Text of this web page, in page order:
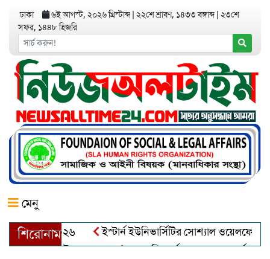
ঢাকা ৬ই আগস্ট, ২০২৬ খ্রিস্টাব্দ ২২শে শ্রাবণ, ১৪৩৩ বঙ্গাব্দ ২৩শে
সফর, ১৪৪৮ হিজরি
মেনু
শিরোনাম
ইস্টার্ন ইউনিভার্সিটির সোশ্যাল ওয়েলফেয়ার
আত্মশুদ্ধি অর্জন ও অশুভকে বর্জন করে সত্য,সুন্দরকে